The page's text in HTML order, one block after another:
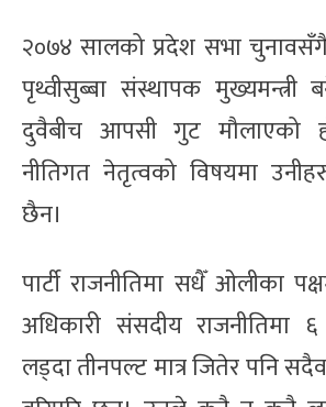
२०७४ सालको प्रदेश सभा
पृथ्वीसुब्बा संस्थापक मुख्यमन्त्री
दुवैबीच आपसी गुट मौलाएको
नीतिगत नेतृत्वको विषयमा
छैन।
पार्टी राजनीतिमा सधैँ ओलीका
अधिकारी संसदीय राजनीतिमा
लड्दा तीनपल्ट मात्र जितेर पनि सदैव